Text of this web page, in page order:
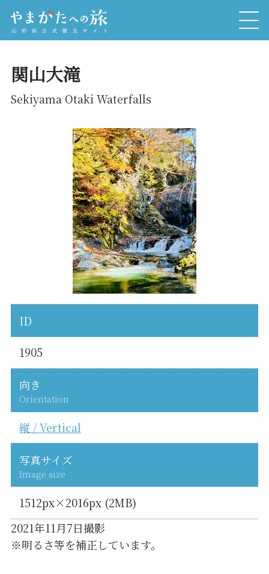
関山大滝
Sekiyama Otaki Waterfalls
ID
1905
向き
Orientation
縦 / Vertical
写真サイズ
Image size
1512px×2016px (2MB)
2021年11月7日撮影
※明るさ等を補正しています。